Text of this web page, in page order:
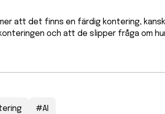
att det finns en färdig kontering,
och att de slipper fråga om
#AI